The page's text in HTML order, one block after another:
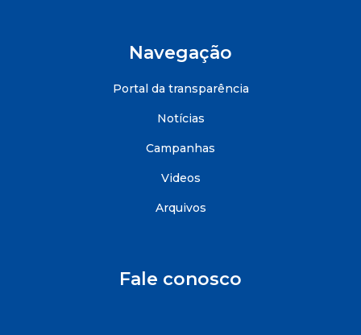
Navegação
Portal da transparência
Notícias
Campanhas
Videos
Arquivos
Fale conosco